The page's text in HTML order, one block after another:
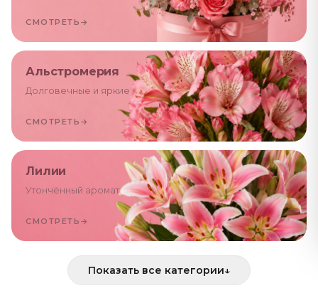
СМОТРЕТЬ →
Альстромерия
Долговечные и яркие
СМОТРЕТЬ →
Лилии
Утончённый аромат
СМОТРЕТЬ →
Показать все категории↓